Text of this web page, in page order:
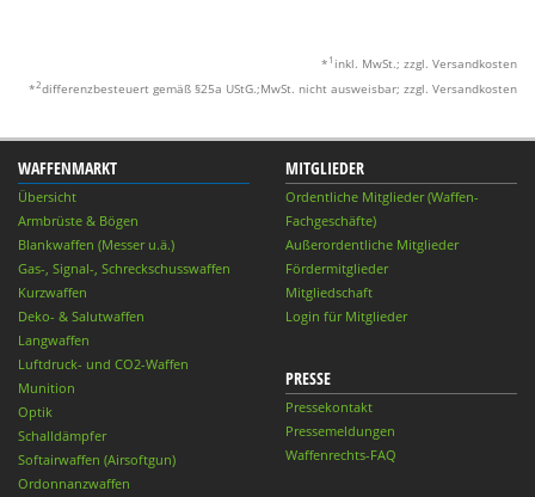
* 1 inkl. MwSt.; zzgl. Versandkosten
*2differenzbesteuert gemäß §25a UStG.;MwSt. nicht ausweisbar; zzgl. Versandkosten
WAFFENMARKT
Übersicht
Armbrüste & Bögen
Blankwaffen (Messer u.ä.)
Gas-, Signal-, Schreckschusswaffen
Kurzwaffen
Deko- & Salutwaffen
Langwaffen
Luftdruck- und CO2-Waffen
Munition
Optik
Schalldämpfer
Softairwaffen (Airsoftgun)
Ordonnanzwaffen
MITGLIEDER
Ordentliche Mitglieder (Waffen-
Fachgeschäfte)
Außerordentliche Mitglieder
Fördermitglieder
Mitgliedschaft
Login für Mitglieder
PRESSE
Pressekontakt
Pressemeldungen
Waffenrechts-FAQ